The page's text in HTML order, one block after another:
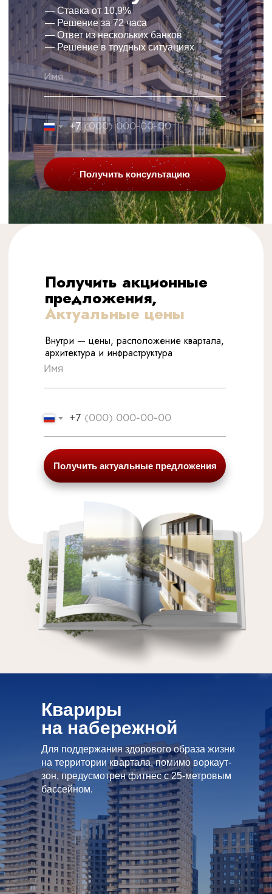
— Ставка от 10,9%
— Решение за 72 часа
— Ответ из нескольких банков
— Решение в трудных ситуациях
+7
Получить консультацию
+7
Получить актуальные предложения
Получить акционные
предложения,
Актуальные цены
Внутри — цены, расположение квартала,
архитектура и инфраструктура
Квариры
на набережной
Для поддержания здорового образа жизни
на территории квартала, помимо воркаут-
зон, предусмотрен фитнес с 25-метровым
бассейном.